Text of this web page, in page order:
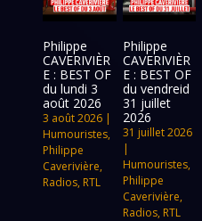
Philippe
CAVERIVIÈR
E : BEST OF
du lundi 3
août 2026
3 août 2026 |
Humouristes,
Philippe
Caverivière,
Radios, RTL
Philippe
CAVERIVIÈR
E : BEST OF
du vendreid
31 juillet
2026
31 juillet 2026
|
Humouristes,
Philippe
Caverivière,
Radios, RTL